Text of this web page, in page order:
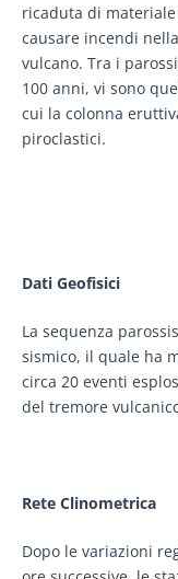
ricaduta di
causare incendi
vulcano. Tra i
100 anni, vi sono
cui la colonna
piroclastici.
Dati Geofisici
La sequenza
sismico, il quale ha
circa 20 eventi
del tremore
Rete Clinometrica
Dopo le variazioni